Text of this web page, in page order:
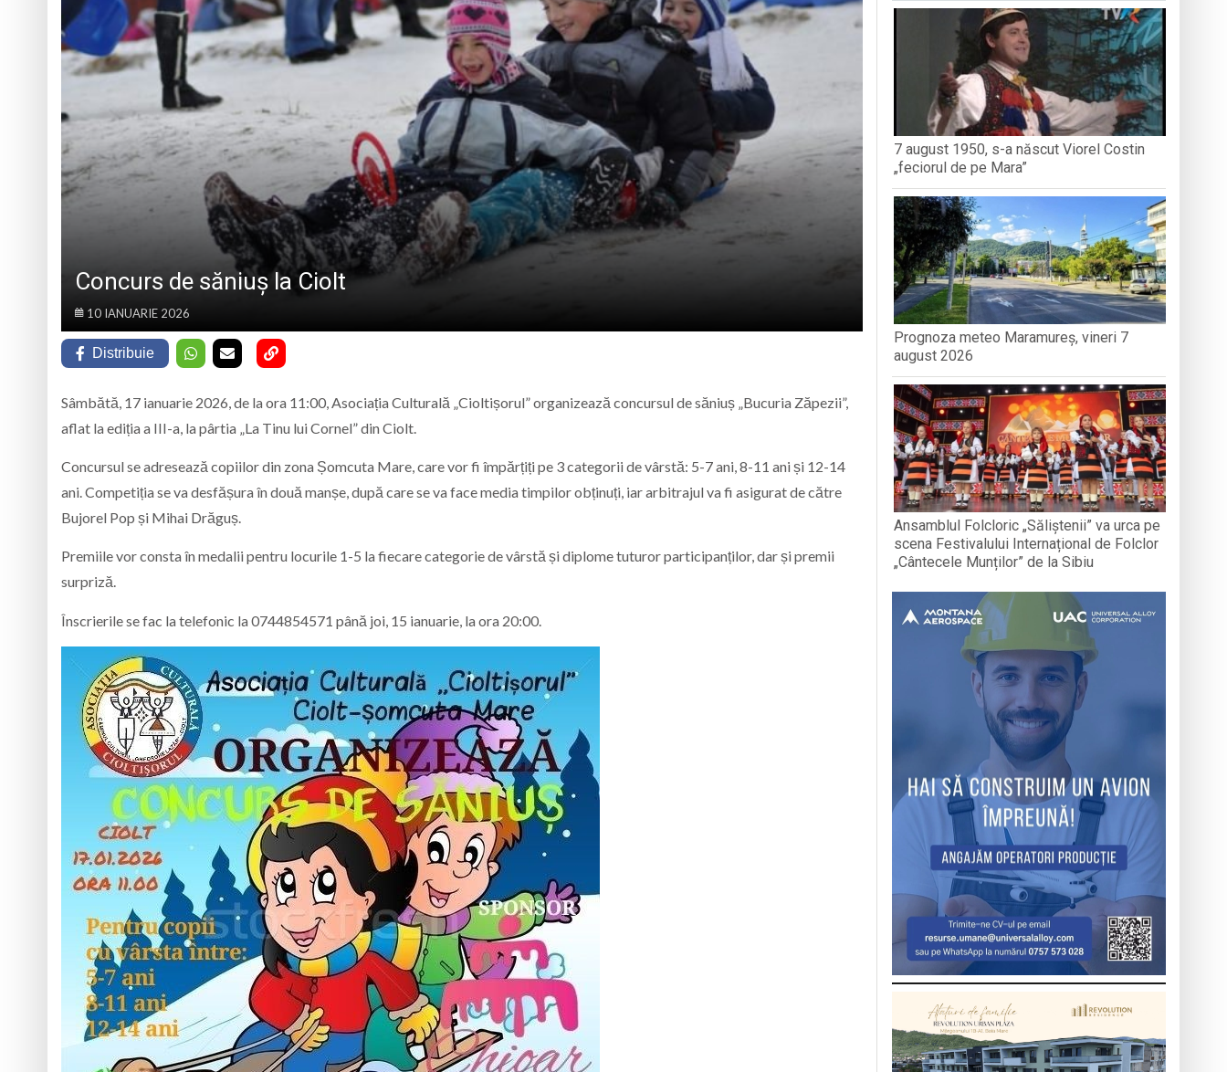
Caravana Cloud Regional Nord-Vest în Baia Mare: Un pas spre digitalizarea administrației publice
Trei seri despre gândire, emoții și sănătate, la Vișeu de Sus
Eveniment special la Baia Mare, la 570 de ani de la moartea lui Iancu de Hunedoara
„Zilele Moiseiului” se vor desfășura în perioada 14–16 august
Concurs de săniuș la Ciolt
10 IANUARIE 2026
Distribuie
Sâmbătă, 17 ianuarie 2026, de la ora 11:00, Asociația Culturală „Cioltișorul” organizează concursul de săniuș „Bucuria Zăpezii”,
aflat la ediția a III-a, la pârtia „La Tinu lui Cornel” din Ciolt.
Concursul se adresează copiilor din zona Șomcuta Mare, care vor fi împărțiți pe 3 categorii de vârstă: 5-7 ani, 8-11 ani și 12-14
ani. Competiția se va desfășura în două manșe, după care se va face media timpilor obținuți, iar arbitrajul va fi asigurat de către
Bujorel Pop și Mihai Drăguș.
Premiile vor consta în medalii pentru locurile 1-5 la fiecare categorie de vârstă și diplome tuturor participanților, dar și premii
surpriză.
Înscrierile se fac la telefonic la 0744854571 până joi, 15 ianuarie, la ora 20:00.
7 august 1950, s-a născut Viorel Costin
„feciorul de pe Mara”
Prognoza meteo Maramureș, vineri 7
august 2026
Ansamblul Folcloric „Săliștenii” va urca pe
scena Festivalului Internațional de Folclor
„Cântecele Munților” de la Sibiu